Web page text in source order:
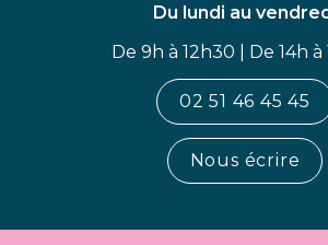
Du lundi au
De 9h à 12h30 | De 14h à
02 51 46 45 45
Nous écrire